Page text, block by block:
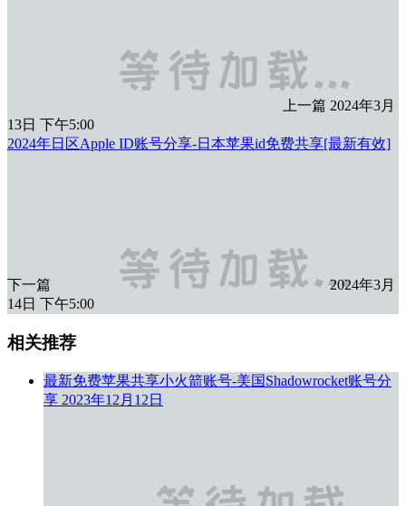
上一篇 2024年3月
13日 下午5:00
2024年日区Apple ID账号分享-日本苹果id免费共享[最新有效]
下一篇
2024年3月
14日 下午5:00
相关推荐
最新免费苹果共享小火箭账号-美国Shadowrocket账号分
享 2023年12月12日